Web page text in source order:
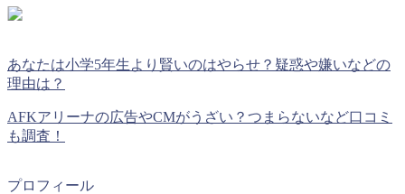
あなたは小学5年生より賢いのはやらせ？疑惑や嫌いなどの
理由は？
AFKアリーナの広告やCMがうざい？つまらないなど口コミ
も調査！
プロフィール